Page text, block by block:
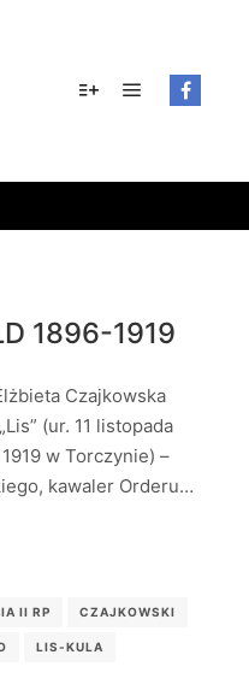
1896-1919
Czajkowska
(ur. 11 listopada
w Torczynie) –
kawaler Orderu…
II RP CZAJKOWSKI
LIS-KULA